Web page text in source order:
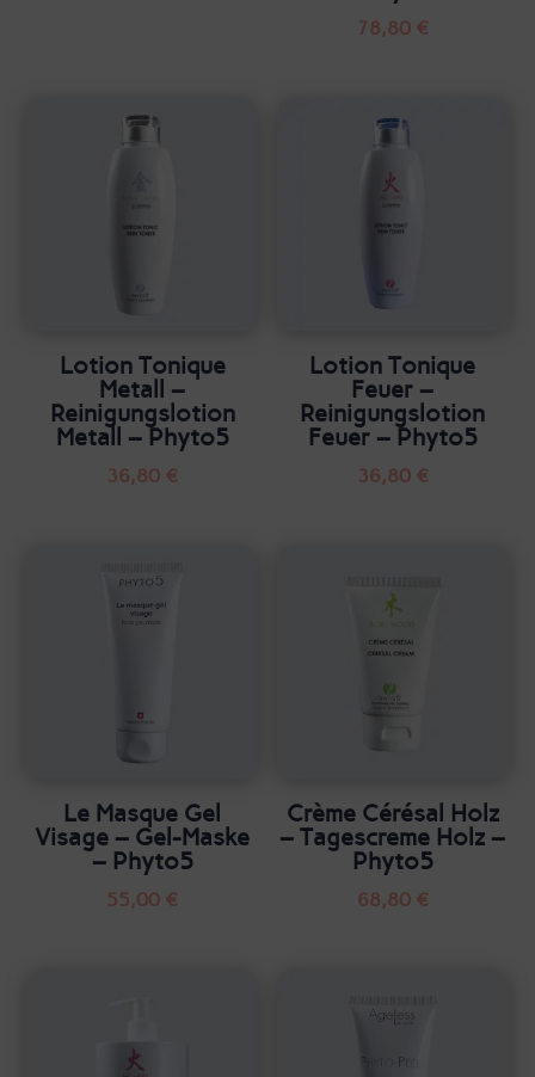
78,80 €
Lotion Tonique
Metall –
Reinigungslotion
Metall – Phyto5
36,80 €
Lotion Tonique
Feuer –
Reinigungslotion
Feuer – Phyto5
36,80 €
Le Masque Gel
Visage – Gel-Maske
– Phyto5
55,00 €
Crème Cérésal Holz
– Tagescreme Holz –
Phyto5
68,80 €